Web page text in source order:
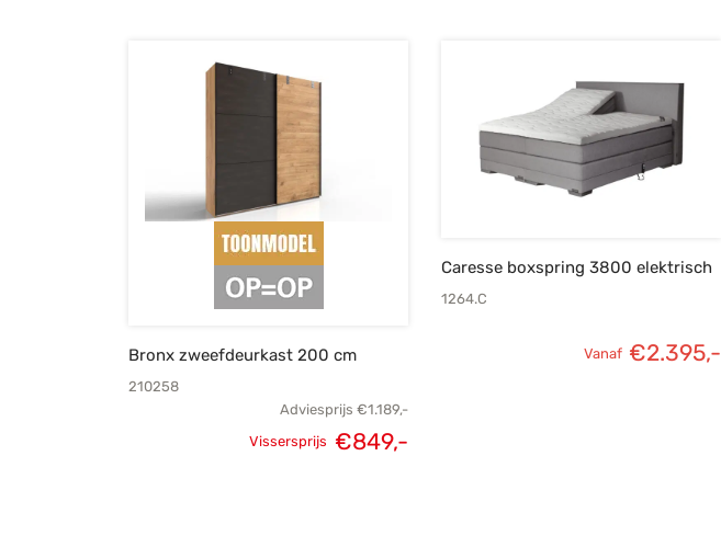
Bronx zweefdeurkast 200 cm
210258
Adviesprijs €1.189,-
Vissersprijs €849,-
Caresse boxspring 3800 elektrisch
1264.C
Vanaf €2.395,-